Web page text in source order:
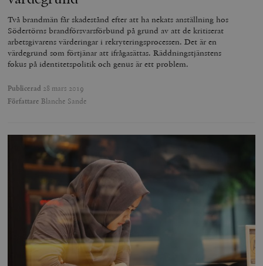
Två brandmän får skadestånd efter att ha nekats anställning hos
Södertörns brandförsvarsförbund på grund av att de kritiserat
arbetsgivarens värderingar i rekryteringsprocessen. Det är en
värdegrund som förtjänar att ifrågasättas. Räddningstjänstens
fokus på identitetspolitik och genus är ett problem.
Publicerad 28 mars 2019
Författare Blanche Sande